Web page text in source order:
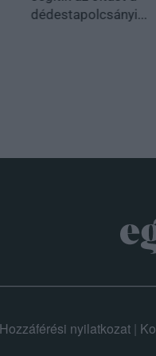
dédestapolcsányi...
Hozzáférési nyilatkozat|